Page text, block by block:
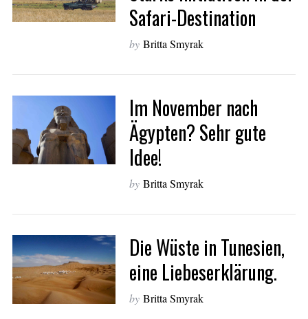
Safari-Destination
by Britta Smyrak
Im November nach
Ägypten? Sehr gute
Idee!
by Britta Smyrak
Die Wüste in Tunesien,
eine Liebeserklärung.
by Britta Smyrak